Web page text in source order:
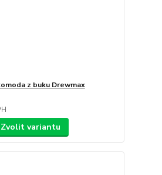
z buku Drewmax
Zvolit variantu